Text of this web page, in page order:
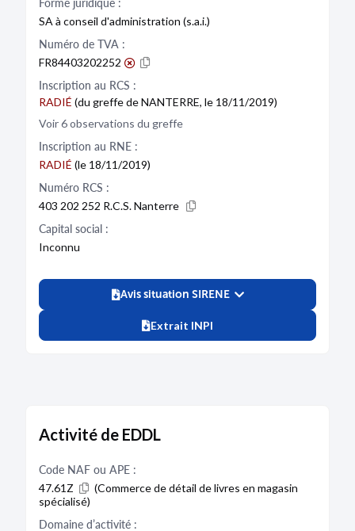
Forme juridique :
SA à conseil d'administration (s.a.i.)
Numéro de TVA :
FR84403202252
Inscription au RCS :
RADIÉ (du greffe de NANTERRE, le 18/11/2019)
Voir 6 observations du greffe
Inscription au RNE :
RADIÉ (le 18/11/2019)
Numéro RCS :
403 202 252 R.C.S. Nanterre
Capital social :
Inconnu
Avis situation SIRENE
Extrait INPI
Activité de EDDL
Code NAF ou APE :
47.61Z
(Commerce de détail de livres en magasin
spécialisé)
Domaine d’activité :